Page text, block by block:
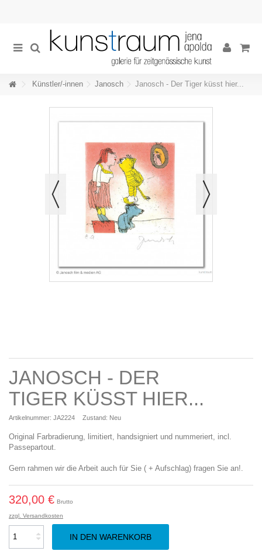
Künstler/-innen Janosch Janosch - Der Tiger küsst hier...
JANOSCH - DER
TIGER KÜSST HIER...
Artikelnummer: JA2224 Zustand: Neu
Original Farbradierung, limitiert, handsigniert und nummeriert, incl.
Passepartout.
Gern rahmen wir die Arbeit auch für Sie ( + Aufschlag) fragen Sie an!.
320,00 € Brutto
zzgl. Versandkosten
IN DEN WARENKORB